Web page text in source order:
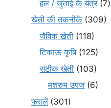
हल / जुताई के यंत्र(7)
खेती की तकनीकें (309)
जैविक खेती (118)
टिकाऊ कृषि(125)
सटीक खेती (103)
मशरुम उपज (6)
फसलें(301)